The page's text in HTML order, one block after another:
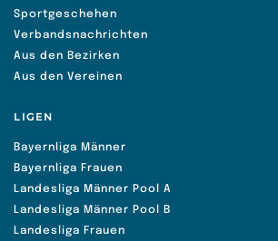
Sportgeschehen
Verbandsnachrichten
Aus den Bezirken
Aus den Vereinen
LIGEN
Bayernliga Männer
Bayernliga Frauen
Landesliga Männer Pool A
Landesliga Männer Pool B
Landesliga Frauen